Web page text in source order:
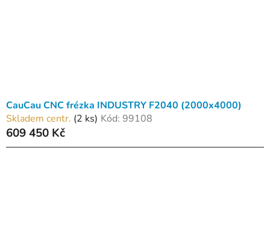
CauCau CNC frézka INDUSTRY F2040 (2000x4000)
Skladem centr. (2 ks) Kód: 99108
609 450 Kč